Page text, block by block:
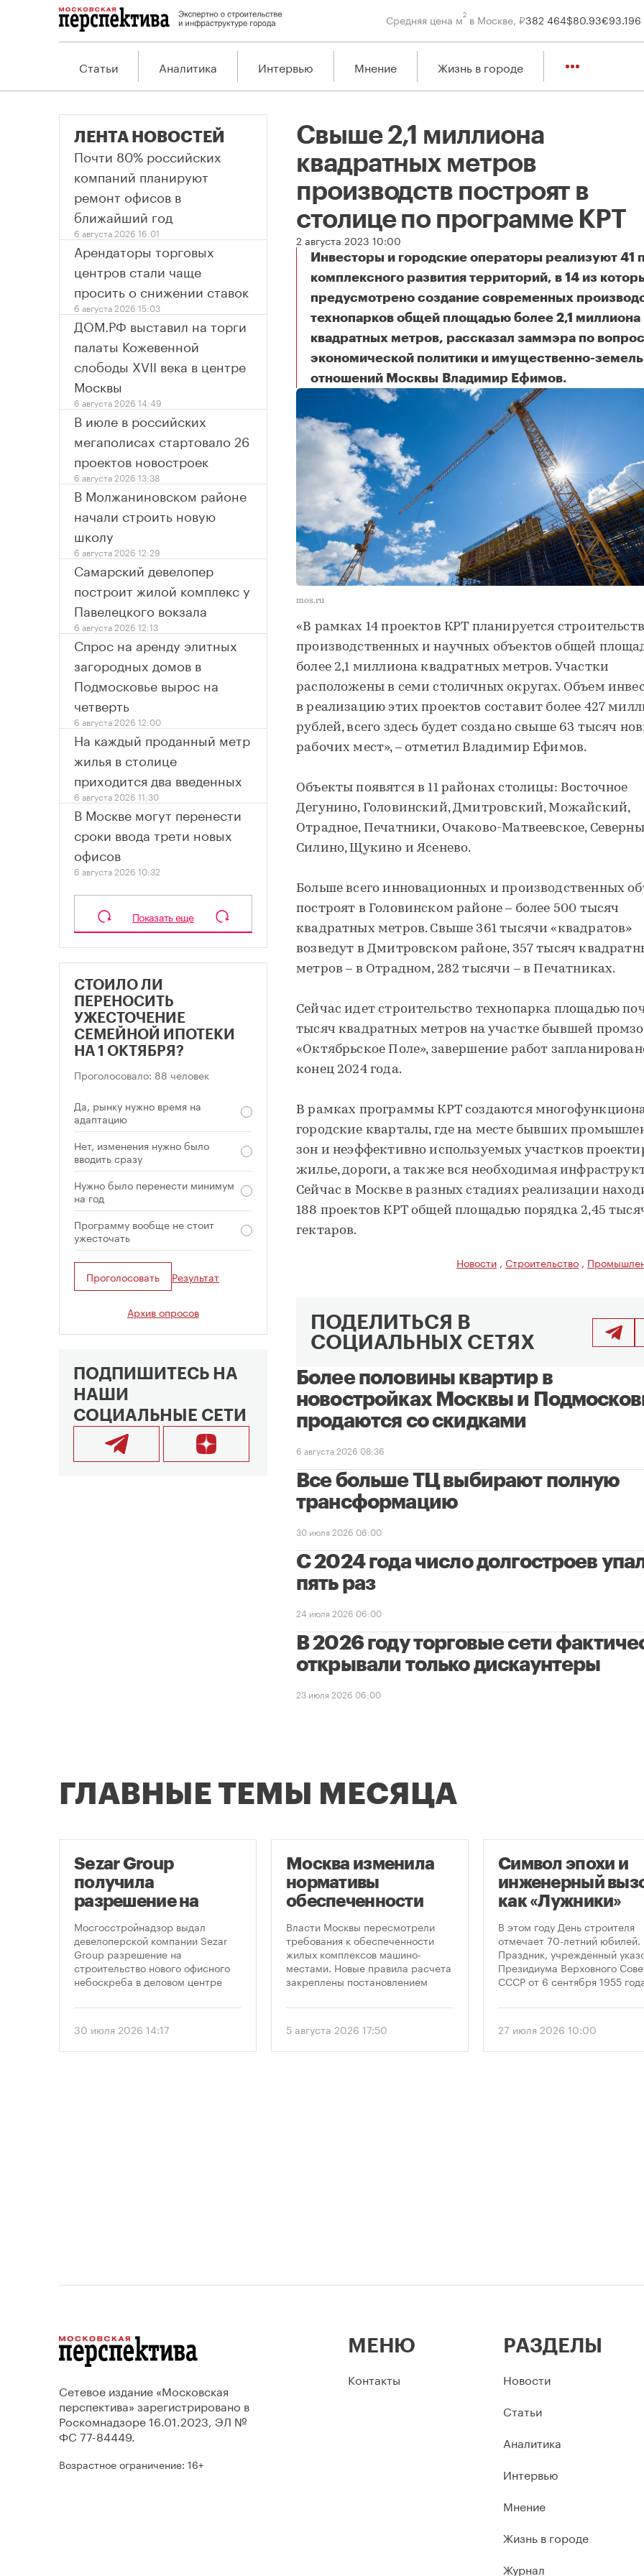
Средняя цена м2в Москве, ₽382 464$80.93€93.196
Статьи Аналитика Интервью Мнение Жизнь в городе
Свыше 2,1 миллиона
квадратных метров
производств построят в
столице по программе КРТ
2 августа 2023 10:00
Инвесторы и городские операторы реализуют 41
комплексного развития территорий, в 14 из
предусмотрено создание современных
технопарков общей площадью более 2,1 миллиона
квадратных метров, рассказал заммэра по
экономической политики и имущественно-
отношений Москвы Владимир Ефимов.
mos.ru
«В рамках 14 проектов КРТ планируется
производственных и научных объектов общей
более 2,1 миллиона квадратных метров. Участки
расположены в семи столичных округах. Объем
в реализацию этих проектов составит более 427
рублей, всего здесь будет создано свыше 63 тысяч
рабочих мест», – отметил Владимир Ефимов.
Объекты появятся в 11 районах столицы: Восточное
Дегунино, Головинский, Дмитровский, Можайский,
Отрадное, Печатники, Очаково-Матвеевское,
Силино, Щукино и Ясенево.
Больше всего инновационных и производственных
построят в Головинском районе – более 500 тысяч
квадратных метров. Свыше 361 тысячи «квадратов»
возведут в Дмитровском районе, 357 тысяч
метров – в Отрадном, 282 тысячи – в Печатниках.
Сейчас идет строительство технопарка площадью
тысяч квадратных метров на участке бывшей
«Октябрьское Поле», завершение работ
конец 2024 года.
В рамках программы КРТ создаются
городские кварталы, где на месте бывших
зон и неэффективно используемых участков
жилье, дороги, а также вся необходимая
Сейчас в Москве в разных стадиях реализации
188 проектов КРТ общей площадью порядка 2,45
гектаров.
Новости , Строительство ,
ПОДЕЛИТЬСЯ В
СОЦИАЛЬНЫХ СЕТЯХ
Более половины квартир в
новостройках Москвы и
продаются со скидками
6 августа 2026 08:36
Все больше ТЦ выбирают полную
трансформацию
30 июля 2026 06:00
С 2024 года число долгостроев
пять раз
24 июля 2026 06:00
В 2026 году торговые сети
открывали только дискаунтеры
23 июля 2026 06:00
ЛЕНТА НОВОСТЕЙ
Почти 80% российских
компаний планируют
ремонт офисов в
ближайший год
6 августа 2026 16:01
Арендаторы торговых
центров стали чаще
просить о снижении ставок
6 августа 2026 15:03
ДОМ.РФ выставил на торги
палаты Кожевенной
слободы XVII века в центре
Москвы
6 августа 2026 14:49
В июле в российских
мегаполисах стартовало 26
проектов новостроек
6 августа 2026 13:38
В Молжаниновском районе
начали строить новую
школу
6 августа 2026 12:29
Самарский девелопер
построит жилой комплекс у
Павелецкого вокзала
6 августа 2026 12:13
Спрос на аренду элитных
загородных домов в
Подмосковье вырос на
четверть
6 августа 2026 12:00
На каждый проданный метр
жилья в столице
приходится два введенных
6 августа 2026 11:30
В Москве могут перенести
сроки ввода трети новых
офисов
6 августа 2026 10:32
Показать еще
СТОИЛО ЛИ
ПЕРЕНОСИТЬ
УЖЕСТОЧЕНИЕ
СЕМЕЙНОЙ ИПОТЕКИ
НА 1 ОКТЯБРЯ?
Проголосовало: 88 человек
Да, рынку нужно время на
адаптацию
Нет, изменения нужно было
вводить сразу
Нужно было перенести минимум
на год
Программу вообще не стоит
ужесточать
Проголосовать Результат
Архив опросов
ПОДПИШИТЕСЬ НА
НАШИ
СОЦИАЛЬНЫЕ СЕТИ
ГЛАВНЫЕ ТЕМЫ МЕСЯЦА
Sezar Group
получила
разрешение на
строительство
небоскреба в
«Москва-Сити»
Мосгосстройнадзор выдал
девелоперской компании Sezar
Group разрешение на
строительство нового офисного
небоскреба в деловом центре
предусматривает возведение 52-
метров.
30 июля 2026 14:17
Москва изменила
нормативы
обеспеченности
новостроек
парковками
Власти Москвы пересмотрели
требования к обеспеченности
жилых комплексов машино-
местами. Новые правила расчета
закреплены постановлением
от 5 августа 2026 года. Документ
подход к определению
необходимого количества
5 августа 2026 17:50
Символ эпохи и
инженерный
как «Лужники»
стали символом
Дня строителя
В этом году День строителя
отмечает 70-летний юбилей.
Праздник, учреждённый
Президиума Верховного
СССР от 6 сентября 1955
1956 года. И главным
стало открытие Большой
спортивной арены
27 июля 2026 10:00
Сетевое издание «Московская
перспектива» зарегистрировано в
Роскомнадзоре 16.01.2023, ЭЛ №
ФС 77-84449.
Возрастное ограничение: 16+
МЕНЮ
Контакты
РАЗДЕЛЫ
Новости
Статьи
Аналитика
Интервью
Мнение
Жизнь в городе
Журнал